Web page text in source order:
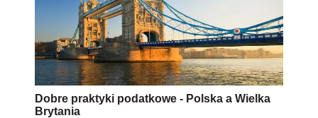
Dobre praktyki podatkowe - Polska a Wielka
Brytania